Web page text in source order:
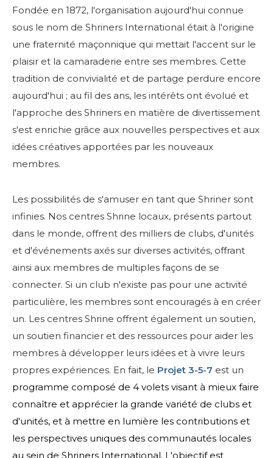
Définissez votre chemin
Notre lien avec Freemasonry
Votre impact
Chapitres
Nouvelles et événements
Centre des membres
SIEF Programmes
Contactez-nous
Fondée en 1872, l'organisation aujourd'hui connue
sous le nom de Shriners International était à l'origine
une fraternité maçonnique qui mettait l'accent sur le
plaisir et la camaraderie entre ses membres. Cette
tradition de convivialité et de partage perdure encore
aujourd'hui ; au fil des ans, les intérêts ont évolué et
l'approche des Shriners en matière de divertissement
s'est enrichie grâce aux nouvelles perspectives et aux
idées créatives apportées par les nouveaux
membres.
Les possibilités de s'amuser en tant que Shriner sont
infinies. Nos centres Shrine locaux, présents partout
dans le monde, offrent des milliers de clubs, d'unités
et d'événements axés sur diverses activités, offrant
ainsi aux membres de multiples façons de se
connecter. Si un club n'existe pas pour une activité
particulière, les membres sont encouragés à en créer
un. Les centres Shrine offrent également un soutien,
un soutien financier et des ressources pour aider les
membres à développer leurs idées et à vivre leurs
propres expériences. En fait, le Projet 3-5-7 est un
programme composé de 4 volets visant à mieux faire
connaître et apprécier la grande variété de clubs et
d'unités, et à mettre en lumière les contributions et
les perspectives uniques des communautés locales
au sein de Shriners International. L'objectif est